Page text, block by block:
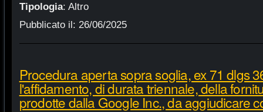
Tipologia: Altro
Pubblicato il: 26/06/2025
Procedura aperta sopra soglia, ex 71 dlgs
l'affidamento, di durata triennale, della
prodotte dalla Google Inc., da aggiudicare